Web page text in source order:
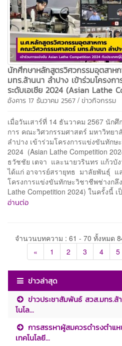
นักศึกษาหลักสูตรวิศวกรรมอุตสาห
มทร.ล้านนา ลำปาง เข้าร่วมโครง
ระดับเอเชีย 2024 (Asian Lathe
อังคาร 17 ธันวาคม 2567 / ข่าวกิจกรรม
เมื่อวันเสาร์ที่ 14 ธันวาคม 2567 นัก
การ คณะวิศวกรรมศาสตร์ มหาวิทย
ลำปาง เข้าร่วมโครงการแข่งขันทักษ
2024 (Asian Lathe Competition
ธวัชชัย เตจา และนายวรินทร แก้วบั
ได้แก่ อาจารย์สรายุทธ มาลัยพันธุ์
โครงการแข่งขันทักษะวิชาชีพช่างกลึง
Lathe Competition 2024) ในครั้งนี้
อ่านต่อ
จำนวนบทความ : 61 - 70 ทั้งหมด
«
1 2 3 4 5
ข่าวล่าสุด
ข่าวประชาสัมพันธ์ สวส.มทร.
โนโล...
การสรรหาผู้สมควรดำรงตำแ
เทคโนโลยี...